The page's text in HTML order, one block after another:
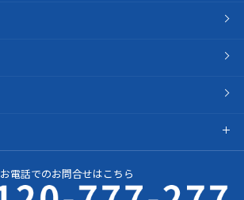
お電話でのお問合せはこちら